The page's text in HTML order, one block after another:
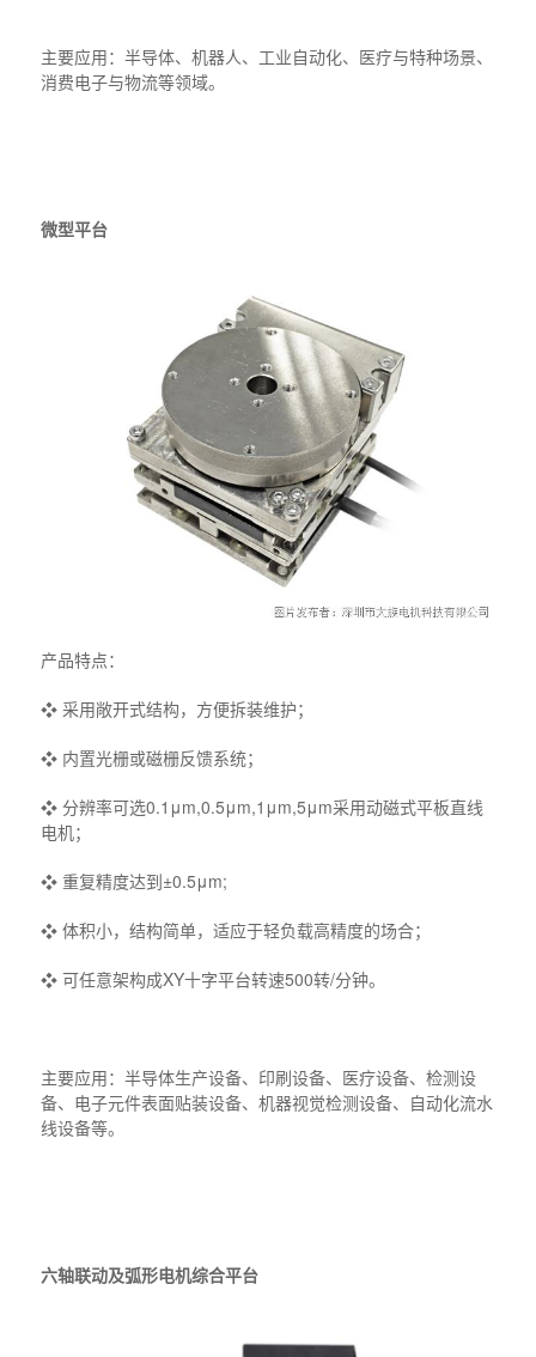
主要应用：半导体、机器人、工业自动化、医疗与特种场景、
消费电子与物流等领域。‌
微型平台
产品特点：
❖ 采用敞开式结构，方便拆装维护；
❖ 内置光栅或磁栅反馈系统；
❖ 分辨率可选0.1μm,0.5μm,1μm,5μm采用动磁式平板直线
电机；
❖ 重复精度达到±0.5μm;
❖ 体积小，结构简单，适应于轻负载高精度的场合；
❖ 可任意架构成XY十字平台转速500转/分钟。
主要应用：半导体生产设备、印刷设备、医疗设备、检测设
备、电子元件表面贴装设备、机器视觉检测设备、自动化流水
线设备等。
六轴联动及弧形电机综合平台